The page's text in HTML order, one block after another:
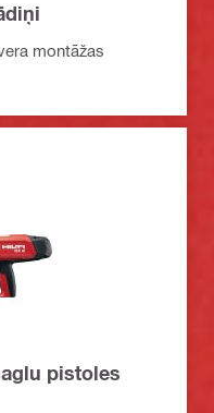
montāžas
pistoles